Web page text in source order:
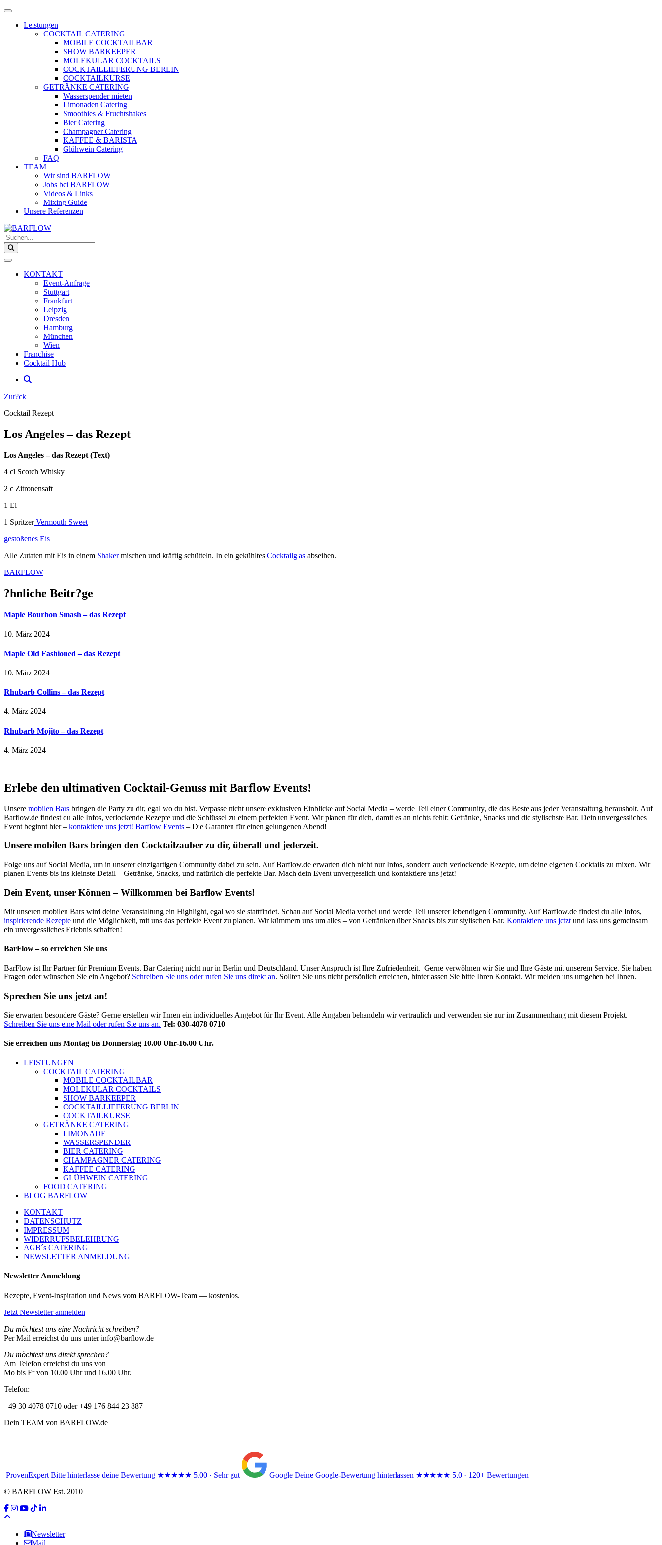
Zum
springen
Menü
öffnenLeistungen
COCKTAIL CATERING
MOBILE COCKTAILBAR
SHOW BARKEEPER
MOLEKULAR COCKTAILS
COCKTAILLIEFERUNG BERLIN
COCKTAILKURSE
GETRÄNKE CATERING
Wasserspender mieten
Limonaden Catering
Smoothies & Fruchtshakes
Bier Catering
Champagner Catering
KAFFEE & BARISTA
Glühwein Catering
FAQ
TEAM
Wir sind BARFLOW
Jobs bei BARFLOW
Videos & Links
Mixing Guide
Unsere Referenzen
Suchen...
KONTAKT
Event-Anfrage
Stuttgart
Frankfurt
Leipzig
Dresden
Hamburg
München
Wien
Franchise
Cocktail Hub
Zur?ck
Cocktail Rezept
Los Angeles – das Rezept
Los Angeles – das Rezept (Text)
4 cl Scotch Whisky
2 c Zitronensaft
1 Ei
1 SpritzerVermouth Sweet
gestoßenes Eis
Alle Zutaten mit Eis in einem Shakermischen und kräftig schütteln. In ein gekühltes Cocktailglas abseihen.
BARFLOW
?hnliche Beitr?ge
Maple Bourbon Smash – das Rezept
10. März 2024
Maple Old Fashioned – das Rezept
10. März 2024
Rhubarb Collins – das Rezept
4. März 2024
Rhubarb Mojito – das Rezept
4. März 2024
Erlebe den ultimativen Cocktail-Genuss mit Barflow Events!
Unsere mobilen Bars bringen die Party zu dir, egal wo du bist. Verpasse nicht unsere exklusiven Einblicke auf Social Media – werde Teil einer Community, die das Beste aus jeder Veranstaltung herausholt. Auf
Barflow.de findest du alle Infos, verlockende Rezepte und die Schlüssel zu einem perfekten Event. Wir planen für dich, damit es an nichts fehlt: Getränke, Snacks und die stylischste Bar. Dein unvergessliches
Event beginnt hier – kontaktiere uns jetzt! Barflow Events – Die Garanten für einen gelungenen Abend!
Unsere mobilen Bars bringen den Cocktailzauber zu dir, überall und jederzeit.
Folge uns auf Social Media, um in unserer einzigartigen Community dabei zu sein. Auf Barflow.de erwarten dich nicht nur Infos, sondern auch verlockende Rezepte, um deine eigenen Cocktails zu mixen. Wir
planen Events bis ins kleinste Detail – Getränke, Snacks, und natürlich die perfekte Bar. Mach dein Event unvergesslich und kontaktiere uns jetzt!
Dein Event, unser Können – Willkommen bei Barflow Events!
Mit unseren mobilen Bars wird deine Veranstaltung ein Highlight, egal wo sie stattfindet. Schau auf Social Media vorbei und werde Teil unserer lebendigen Community. Auf Barflow.de findest du alle Infos,
inspirierende Rezepte und die Möglichkeit, mit uns das perfekte Event zu planen. Wir kümmern uns um alles – von Getränken über Snacks bis zur stylischen Bar. Kontaktiere uns jetzt und lass uns gemeinsam
ein unvergessliches Erlebnis schaffen!
BarFlow – so erreichen Sie uns
BarFlow ist Ihr Partner für Premium Events. Bar Catering nicht nur in Berlin und Deutschland. Unser Anspruch ist Ihre Zufriedenheit. Gerne verwöhnen wir Sie und Ihre Gäste mit unserem Service. Sie haben
Fragen oder wünschen Sie ein Angebot? Schreiben Sie uns oder rufen Sie uns direkt an. Sollten Sie uns nicht persönlich erreichen, hinterlassen Sie bitte Ihren Kontakt. Wir melden uns umgehen bei Ihnen.
Sprechen Sie uns jetzt an!
Sie erwarten besondere Gäste? Gerne erstellen wir Ihnen ein individuelles Angebot für Ihr Event. Alle Angaben behandeln wir vertraulich und verwenden sie nur im Zusammenhang mit diesem Projekt.
Schreiben Sie uns eine Mail oder rufen Sie uns an. Tel: 030-4078 0710
Sie erreichen uns Montag bis Donnerstag 10.00 Uhr-16.00 Uhr.
LEISTUNGEN
COCKTAIL CATERING
MOBILE COCKTAILBAR
MOLEKULAR COCKTAILS
SHOW BARKEEPER
COCKTAILLIEFERUNG BERLIN
COCKTAILKURSE
GETRÄNKE CATERING
LIMONADE
WASSERSPENDER
BIER CATERING
CHAMPAGNER CATERING
KAFFEE CATERING
GLÜHWEIN CATERING
FOOD CATERING
BLOG BARFLOW
KONTAKT
DATENSCHUTZ
IMPRESSUM
WIDERRUFSBELEHRUNG
AGB´s CATERING
NEWSLETTER ANMELDUNG
Newsletter Anmeldung
Rezepte, Event-Inspiration und News vom BARFLOW-Team — kostenlos.
Jetzt Newsletter anmelden
Du möchtest uns eine Nachricht schreiben?
Per Mail erreichst du uns unter info@barflow.de
Du möchtest uns direkt sprechen?
Am Telefon erreichst du uns von
Mo bis Fr von 10.00 Uhr und 16.00 Uhr.
Telefon:
+49 30 4078 0710 oder +49 176 844 23 887
Dein TEAM von BARFLOW.de
ProvenExpert Bitte hinterlasse deine Bewertung ★★★★★ 5,00 · Sehr gut Google Deine Google-Bewertung hinterlassen ★★★★★ 5,0 · 120+ Bewertungen
© BARFLOW Est. 2010
Newsletter
Mail